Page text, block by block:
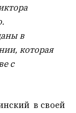
в
которая
с
в своей